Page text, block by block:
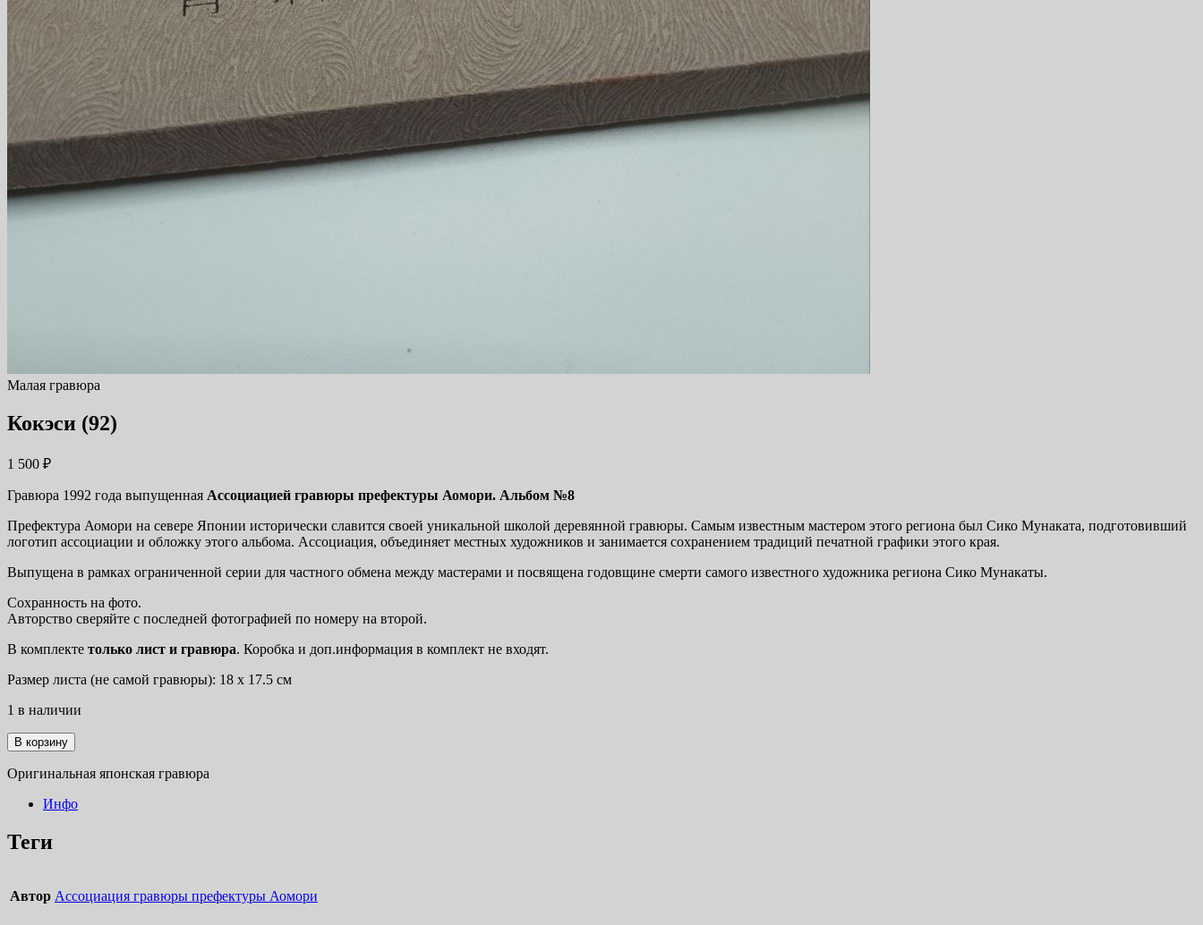
Малая гравюра
Кокэси (92)
1 500 ₽
Гравюра 1992 года выпущенная Ассоциацией гравюры префектуры Аомори. Альбом №8
Префектура Аомори на севере Японии исторически славится своей уникальной школой деревянной гравюры. Самым известным мастером этого региона был Сико Мунаката, подготовивший
логотип ассоциации и обложку этого альбома. Ассоциация, объединяет местных художников и занимается сохранением традиций печатной графики этого края.
Выпущена в рамках ограниченной серии для частного обмена между мастерами и посвящена годовщине смерти самого известного художника региона Сико Мунакаты.
Сохранность на фото.
Авторство сверяйте с последней фотографией по номеру на второй.
В комплекте только лист и гравюра. Коробка и доп.информация в комплект не входят.
Размер листа (не самой гравюры): 18 х 17.5 см
1 в наличии
Количество
товара
Кокэси
В корзину
Оригинальная японская гравюра
Инфо
Теги
Автор Ассоциация гравюры префектуры Аомори